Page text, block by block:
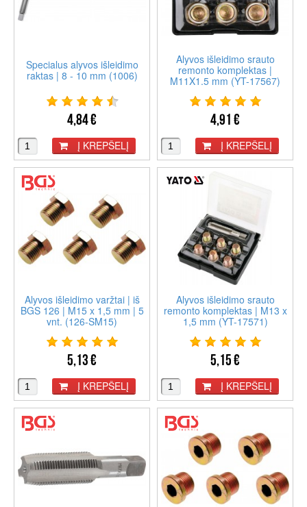
Specialus alyvos išleidimo
raktas | 8 - 10 mm (1006)
4,84 €
Į KREPŠELĮ
Alyvos išleidimo srauto
remonto komplektas |
M11X1.5 mm (YT-17567)
4,91 €
Į KREPŠELĮ
Alyvos išleidimo varžtai | iš
BGS 126 | M15 x 1,5 mm | 5
vnt. (126-SM15)
5,13 €
Į KREPŠELĮ
Alyvos išleidimo srauto
remonto komplektas | M13 x
1,5 mm (YT-17571)
5,15 €
Į KREPŠELĮ